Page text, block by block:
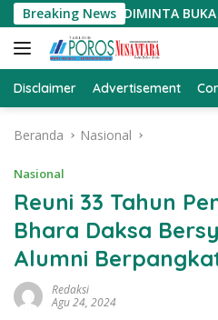
Langsung
ke
konten
Breaking News
BUKA SELURUH
Disclaimer Advertisement
Beranda Nasional
Nasional
Reuni 33 Tahun
Bhara Daksa
Alumni
Redaksi
Agu 24, 2024